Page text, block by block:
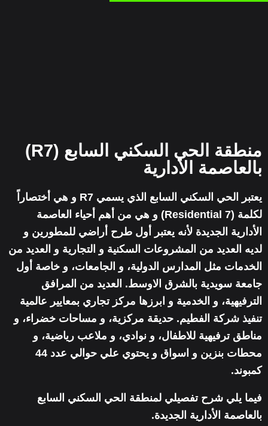
منطقة الحي السكني السابع (R7)
بالعاصمة الأدارية
يعتبر الحي السكني السابع الذي يسمي R7 و هي أختصاراً
لكلمة (Residential 7) و هي من أهم أحياء العاصمة
الأدارية الجديدة لأنه يعتبر أول طرح أراضي للمطورين و
لديه العديد من المشروعات السكنية و التجارية و العديد من
الخدمات مثل المدارس الدولية، و الجامعات، و خاصة أول
جامعة سويدية بالشرق الاوسط. العديد من المرافق
الترفيهية، و الخدمية و ابرزها مركز تجاري بمعايير عالمية
تنفيذ شركة الفطيم. حديقة مركزية، و مساحات خضراء، و
مناطق ترفيهية للاطفال، و نوادي، و ملاعب رياضية، و
محطات بنزين و اسواق و يحتوي علي حوالي عدد 44
كمبوند.
فيما يلي شرح تفصيلي لمنطقة الحي السكني السابع
بالعاصمة الأدارية الجديدة.